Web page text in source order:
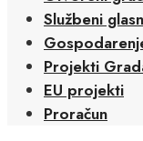
Službeni
Projekti
EU projekti
Proračun